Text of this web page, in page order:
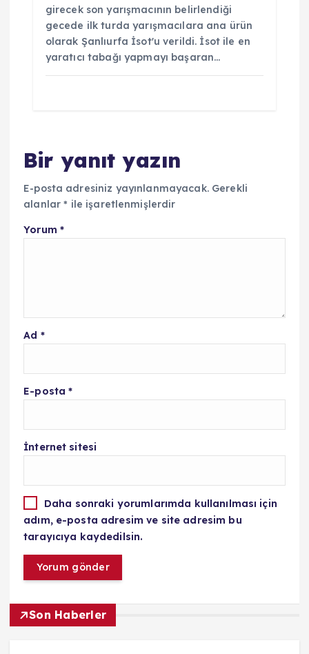
girecek son yarışmacının belirlendiği
gecede ilk turda yarışmacılara ana ürün
olarak Şanlıurfa İsot'u verildi. İsot ile en
yaratıcı tabağı yapmayı başaran…
Bir yanıt yazın
E-posta adresiniz yayınlanmayacak. Gerekli
alanlar* ile işaretlenmişlerdir
Yorum *
Ad *
E-posta*
İnternet sitesi
Daha sonraki yorumlarımda kullanılması için
adım, e-posta adresim ve site adresim bu
tarayıcıya kaydedilsin.
Son Haberler